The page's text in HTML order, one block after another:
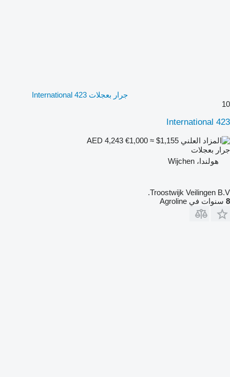
جرار بعجلات International 423
10
International 423
€1,000 ≈ $1,155
جرار بعجلات
هولندا، Wijchen
Troostwijk Veilingen B.V.
8 سنوات في Agroline